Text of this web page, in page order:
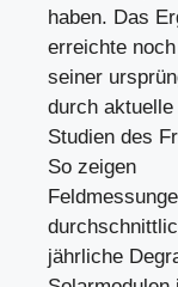
haben. Das
erreichte
seiner
durch aktuelle
Studien des
So zeigen
jährliche